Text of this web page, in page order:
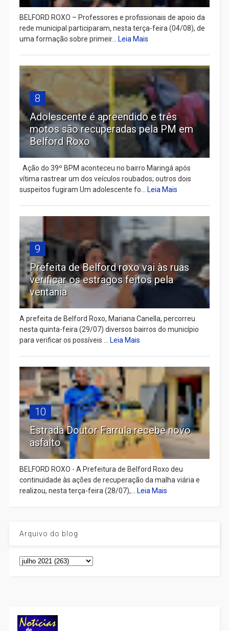
BELFORD ROXO – Professores e profissionais de apoio da
rede municipal participaram, nesta terça-feira (04/08), de
uma formação sobre primeir...
Leia Mais
8
Adolescente é apreendido e três
motos são recuperadas pela PM em
Belford Roxo
Ação do 39º BPM aconteceu no bairro Maringá após
vítima rastrear um dos veículos roubados; outros dois
suspeitos fugiram Um adolescente fo...
Leia Mais
9
Prefeita de Belford roxo vai às ruas
verificar os estragos feitos pela
ventania
A prefeita de Belford Roxo, Mariana Canella, percorreu
nesta quinta-feira (29/07) diversos bairros do município
para verificar os possíveis ...
Leia Mais
10
Estrada Doutor Farrula recebe novo
asfalto
BELFORD ROXO - A Prefeitura de Belford Roxo deu
continuidade às ações de recuperação da malha viária e
realizou, nesta terça-feira (28/07),...
Leia Mais
Arquivo do blog